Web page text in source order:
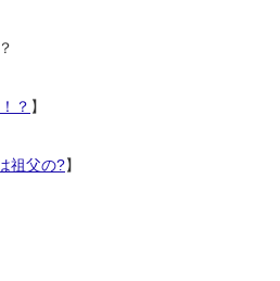
？ 】
祖父の?】